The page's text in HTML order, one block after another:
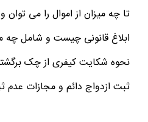
تا چه میزان از اموال را می
ابلاغ قانونی چیست و شامل چه
نحوه شکایت کیفری از چک
ثبت ازدواج دائم و مجازات عدم